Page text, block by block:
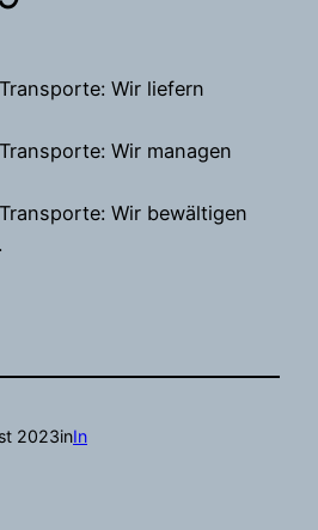
Wir liefern
Wir managen
Wir bewältigen
2023inIn